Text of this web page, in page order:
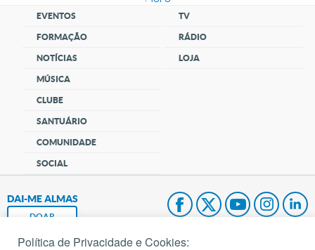
EVENTOS
FORMAÇÃO
NOTÍCIAS
MÚSICA
CLUBE
SANTUÁRIO
COMUNIDADE
SOCIAL
TV
RÁDIO
LOJA
DAI-ME ALMAS
DOAR
Política de Privacidade e Cookies: